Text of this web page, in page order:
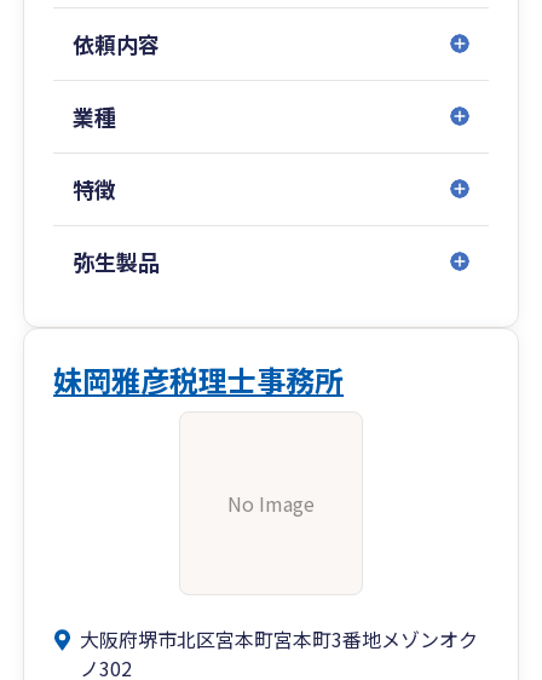
依頼内容
業種
特徴
弥生製品
妹岡雅彦税理士事務所
No Image
大阪府堺市北区宮本町宮本町3番地メゾンオク
ノ302